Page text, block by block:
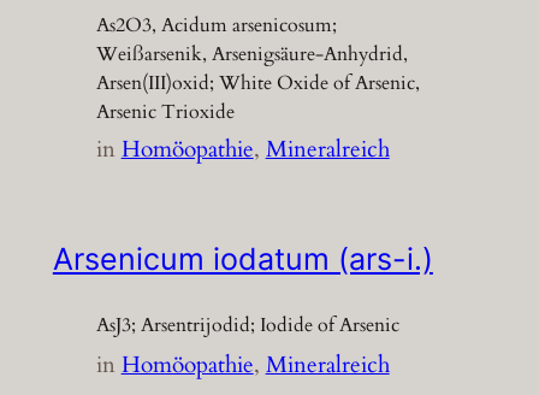
As2O3, Acidum arsenicosum;
Weißarsenik, Arsenigsäure-Anhydrid,
Arsen(III)oxid; White Oxide of Arsenic,
Arsenic Trioxide
inHomöopathie, Mineralreich
Arsenicum iodatum (ars-i.)
AsJ3; Arsentrijodid; Iodide of Arsenic
inHomöopathie, Mineralreich